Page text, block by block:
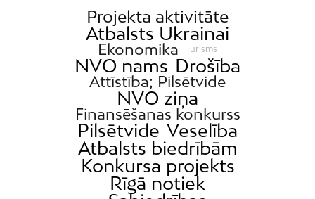
Projekta aktivitāte
Atbalsts Ukrainai
Ekonomika Tūrisms
NVO nams Drošība
Attīstība; Pilsētvide
NVO ziņa
Finansēšanas konkurss
Pilsētvide Veselība
Atbalsts biedrībām
Konkursa projekts
Rīgā notiek